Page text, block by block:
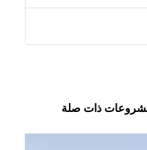
ذات صلة